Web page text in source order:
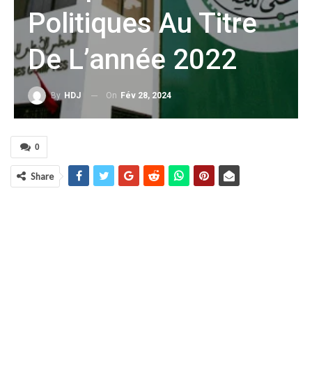
Politiques Au Titre
De L’année 2022
By HDJ On Fév 28, 2024
0
Share